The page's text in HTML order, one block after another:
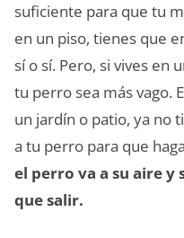
suficiente para que tu
en un piso, tienes que
sí o sí. Pero, si vives en
tu perro sea más vago.
un jardín o patio, ya no
a tu perro para que
el perro va a su aire y
que salir.